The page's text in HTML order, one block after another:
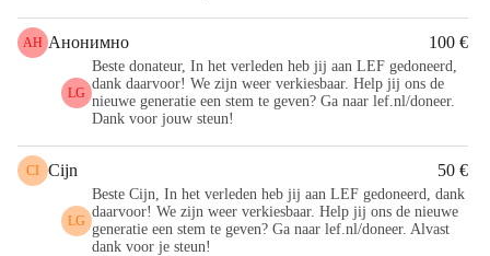
АН Анонимно 100 €
LG
Beste donateur, In het verleden heb jij aan LEF gedoneerd,
dank daarvoor! We zijn weer verkiesbaar. Help jij ons de
nieuwe generatie een stem te geven? Ga naar lef.nl/doneer.
Dank voor jouw steun!
CI Cijn 50 €
LG
Beste Cijn, In het verleden heb jij aan LEF gedoneerd, dank
daarvoor! We zijn weer verkiesbaar. Help jij ons de nieuwe
generatie een stem te geven? Ga naar lef.nl/doneer. Alvast
dank voor je steun!